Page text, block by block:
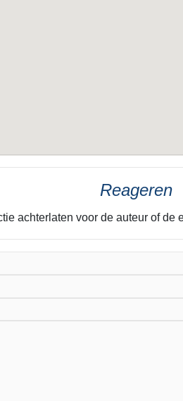
Reageren
achterlaten voor de auteur of